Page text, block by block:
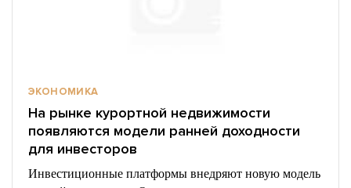
ЭКОНОМИКА
На рынке курортной недвижимости
появляются модели ранней доходности
для инвесторов
Инвестиционные платформы внедряют новую модель